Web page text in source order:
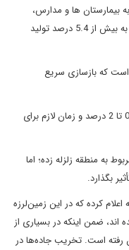
ها و مدارس،
ممکن است کسری بودجه ترکیه را در سال جاری به بیش از 5.4 درصد تولید
که بازسازی سریع
سه اقتصاددان کاهش تولید ناخالص داخلی را 0.6 تا 2 درصد و زمان لازم برای
ترکیه مربوط به منطقه زلزله زده؛ اما
بگذارد.
کرده که در این زمین‌لرزه
استان تخریب شده اند، ضمن اینکه در بسیاری از
رفته است. تخریب جاده‌ها در